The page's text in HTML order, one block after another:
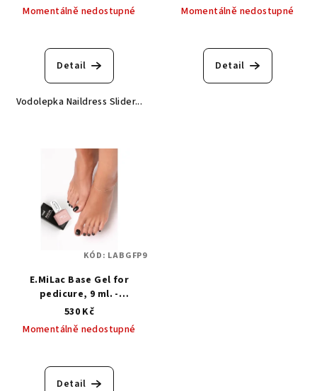
Momentálně nedostupné
Detail
Vodolepka Naildress Slider...
Momentálně nedostupné
Detail
E.MiLac Base Gel for
pedicure, 9 ml. -
Podkladová báze pro
pedikúru
530 Kč
Momentálně nedostupné
Detail
KÓD: LABGFP9